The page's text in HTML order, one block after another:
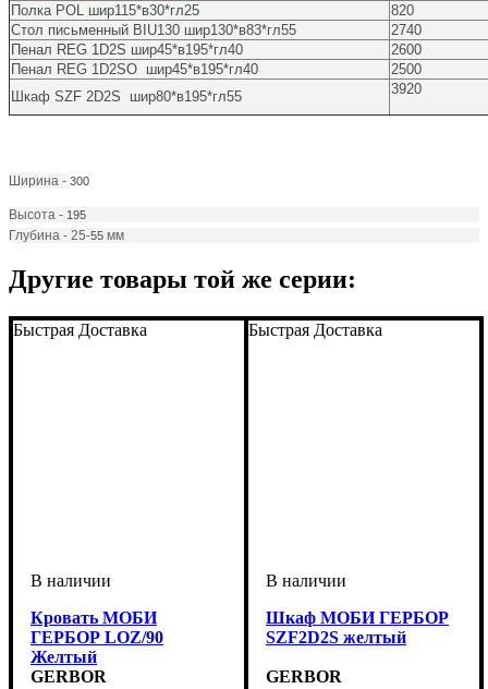
Полка POL шир115*в30*гл25
820
Стол письменный BIU130 шир130*в83*гл55
2740
Пенал REG 1D2S шир45*в195*гл40
2600
Пенал REG 1D2SO шир45*в195*гл40
2500
Шкаф SZF 2D2S шир80*в195*гл55
3920
Ширина - 300
Высота - 195
Глубина - 25-55 мм
Другие товары той же серии:
Быстрая Доставка
Кровать МОБИ
ГЕРБОР LOZ/90
Желтый
GERBOR
Быстрая Доставка
Шкаф МОБИ ГЕРБОР
SZF2D2S желтый
GERBOR